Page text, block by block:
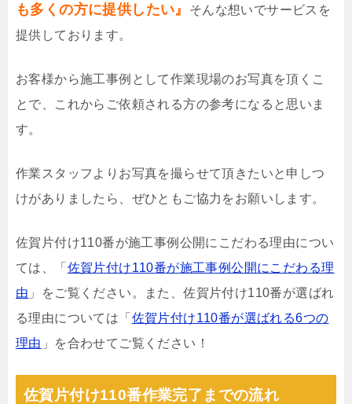
も多くの方に提供したい』
そんな想いでサービスを
提供しております。
お客様から施工事例として作業現場のお写真を頂くこ
とで、これからご依頼される方の参考になると思いま
す。
作業スタッフよりお写真を撮らせて頂きたいと申しつ
けがありましたら、ぜひともご協力をお願いします。
佐賀片付け110番が施工事例公開にこだわる理由につい
ては、「 佐賀片付け110番が施工事例公開にこだわる理
由 」をご覧ください。また、佐賀片付け110番が選ばれ
る理由については「 佐賀片付け110番が選ばれる6つの
理由 」を合わせてご覧ください！
佐賀片付け110番作業完了までの流れ